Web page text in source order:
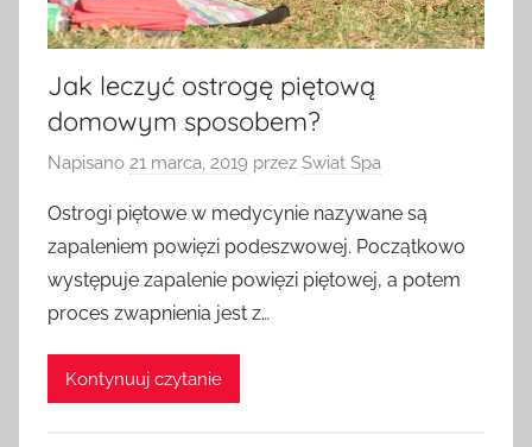
Jak leczyć ostrogę piętową
domowym sposobem?
Napisano 21 marca, 2019 przez Swiat Spa
Ostrogi piętowe w medycynie nazywane są
zapaleniem powięzi podeszwowej. Początkowo
występuje zapalenie powięzi piętowej, a potem
proces zwapnienia jest z…
Kontynuuj czytanie